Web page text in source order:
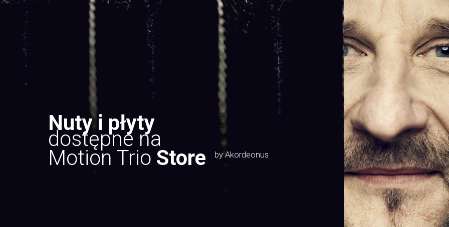
Nuty i płyty
dostępne na
Motion Trio Store by Akordeonus